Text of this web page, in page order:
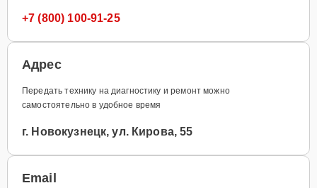
+7 (800) 100-91-25
Адрес
Передать технику на диагностику и ремонт можно
самостоятельно в удобное время
г. Новокузнецк, ул. Кирова, 55
Email